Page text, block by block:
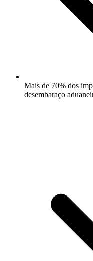
Mais de 70% dos
desembaraço